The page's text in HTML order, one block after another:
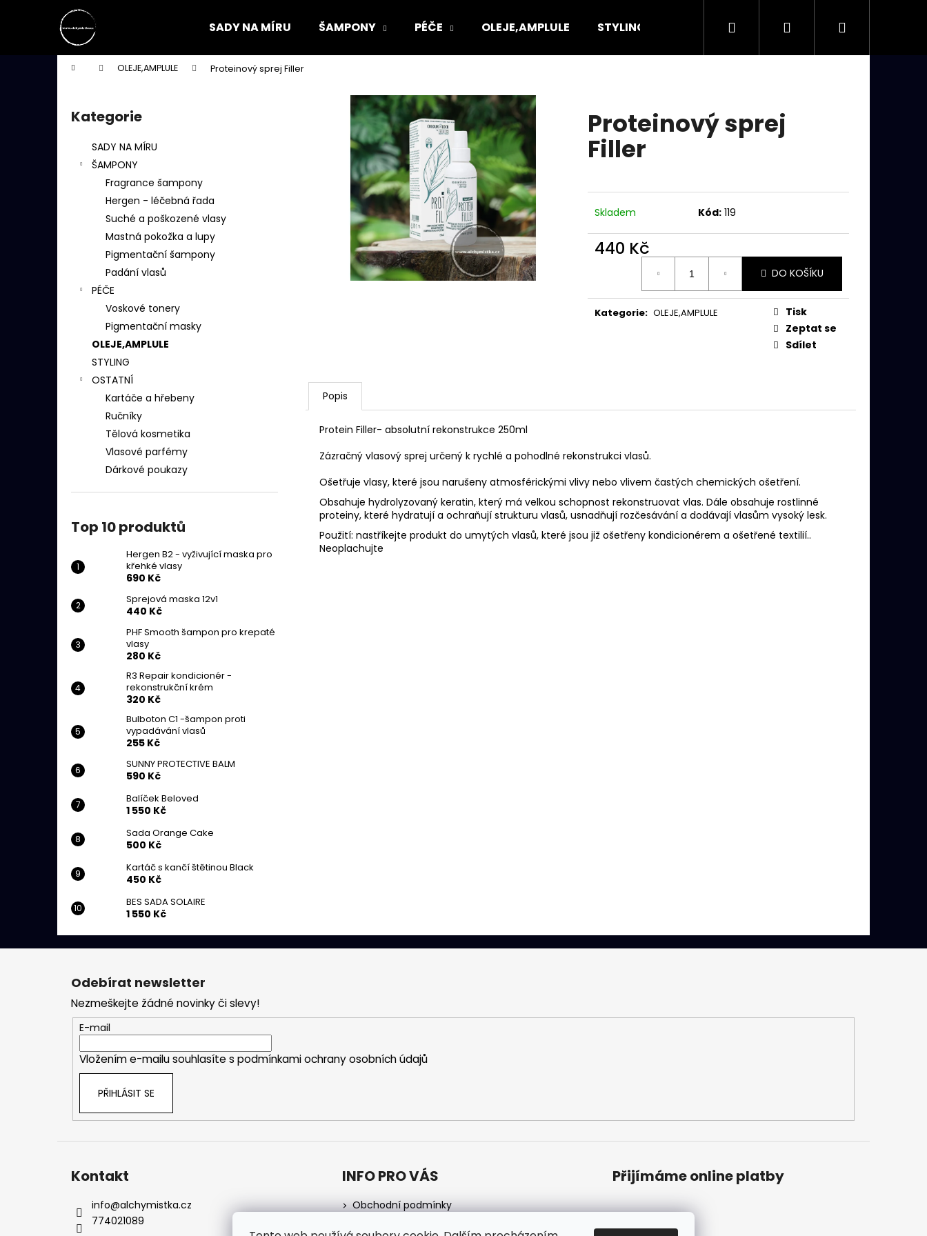
SADY NA MÍRU ŠAMPONY PÉČE OLEJE,AMPLULE STYLING Hledat PřihlášeníNákupní
Domů OLEJE,AMPLULE Proteinový sprej Filler
Přeskočit
kategorie
Kategorie
SADY NA MÍRU
ŠAMPONY
Fragrance šampony
Hergen - léčebná řada
Suché a poškozené vlasy
Mastná pokožka a lupy
Pigmentační šampony
Padání vlasů
PÉČE
Voskové tonery
Pigmentační masky
OLEJE,AMPLULE
STYLING
OSTATNÍ
Kartáče a hřebeny
Ručníky
Tělová kosmetika
Vlasové parfémy
Dárkové poukazy
Top 10 produktů
Hergen B2 - vyživující maska pro
křehké vlasy
690 Kč
Sprejová maska 12v1
440 Kč
PHF Smooth šampon pro krepaté
vlasy
280 Kč
R3 Repair kondicionér -
rekonstrukční krém
320 Kč
Bulboton C1 -šampon proti
vypadávání vlasů
255 Kč
SUNNY PROTECTIVE BALM
590 Kč
Balíček Beloved
1 550 Kč
Sada Orange Cake
500 Kč
Kartáč s kančí štětinou Black
450 Kč
BES SADA SOLAIRE
1 550 Kč
Proteinový sprej
Filler
Skladem Kód: 119
440 Kč
DO KOŠÍKU
Kategorie: OLEJE,AMPLULE
Tisk
Zeptat se
Sdílet
Popis
Protein Filler- absolutní rekonstrukce 250ml
Zázračný vlasový sprej určený k rychlé a pohodlné rekonstrukci vlasů.
Ošetřuje vlasy, které jsou narušeny atmosférickými vlivy nebo vlivem častých chemických ošetření.
Obsahuje hydrolyzovaný keratin, který má velkou schopnost rekonstruovat vlas. Dále obsahuje rostlinné
proteiny, které hydratují a ochraňují strukturu vlasů, usnadňují rozčesávání a dodávají vlasům vysoký lesk.
Použití: nastříkejte produkt do umytých vlasů, které jsou již ošetřeny kondicionérem a ošetřené textilií..
Neoplachujte
Zpět
Zpět
HLEDAT
Doporučujeme
Následující
HERGEN B2 - VYŽIVUJÍCÍ MASKA PRO
KŘEHKÉ VLASY
690 Kč
PHF SMOOTH ŠAMPON PRO KREPATÉ
Z
Odebírat newsletter
Nezmeškejte žádné novinky či slevy!
E-mail
Vložením e-mailu souhlasíte s podmínkami ochrany osobních údajů
PŘIHLÁSIT SE
Kontakt
info@alchymistka.cz
774021089
INFO PRO VÁS
Obchodní podmínky
Přijímáme online platby